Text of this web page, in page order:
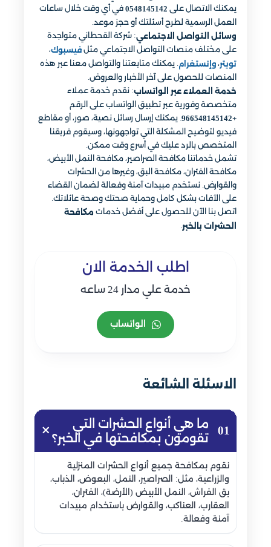
يمكنك الاتصال على 0548145142 في أي وقت خلال ساعات
العمل الرسمية لطرح أسئلتك أو حجز موعد.
وسائل التواصل الاجتماعي: شركة القحطاني متواجدة
على مختلف منصات التواصل الاجتماعي مثل فيسبوك،
تويتر، وإنستغرام . يمكنك متابعتنا والتواصل معنا عبر هذه
المنصات للحصول على آخر الأخبار والعروض.
خدمة العملاء عبر الواتساب: نقدم خدمة عملاء
متخصصة وفورية عبر تطبيق الواتساب على الرقم
+966548145142
. يمكنك إرسال رسائل نصية، صور، أو مقاطع
فيديو لتوضيح المشكلة التي تواجهونها، وسيقوم فريقنا
المتخصص بالرد عليك في أسرع وقت ممكن.
تشمل خدماتنا مكافحة الصراصير، مكافحة النمل الأبيض،
مكافحة الفئران، مكافحة البق، وغيرها من الحشرات
والقوارض. نستخدم مبيدات آمنة وفعالة لضمان القضاء
على الآفات بشكل كامل وحماية صحتك وصحة عائلاتك.
اتصل بنا الآن للحصول على أفضل خدمات مكافحة
الحشرات بالخبر
اطلب الخدمة الان
خدمة علي مدار 24 ساعه
الواتساب
الاسئلة الشائعة
01
ما هي أنواع الحشرات التي
تقومون بمكافحتها في الخبر؟
نقوم بمكافحة جميع أنواع الحشرات المنزلية
والزراعية، مثل: الصراصير، النمل، البعوض، الذباب،
بق الفراش، النمل الأبيض (الأرضة)، الفئران،
العقارب، العناكب، والقوارض باستخدام مبيدات
آمنة وفعالة.